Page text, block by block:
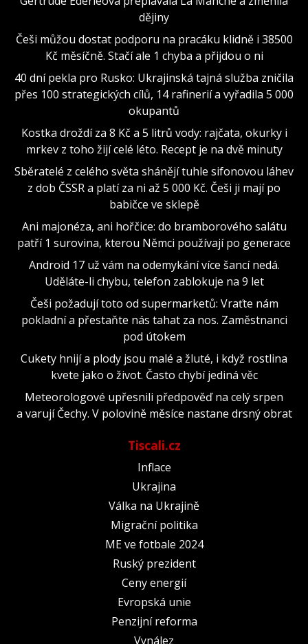
dějiny
Češi můžou dostat podporu na pracáku klidně i 38500
Kč měsíčně. Stačí ale 1 chyba a přijdou o ni
40 dní pekla pro Rusko: Ukrajinská tajná služba zničila
přes 100 strategických cílů, 14 rafinerií a vyřadila 5 000
okupantů
Kostka droždí za 8 Kč a 5 litrů vody: rajčata, okurky i
mrkev z toho žijí celé léto. Recept je na dvě minuty
Sběratelé z celého světa shánějí tuhle sifonovou láhev
z dob ČSSR a platí za ni až 5 000 Kč. Češi ji mají po
babičce ve sklepě
Ani majonéza, ani hořčice: do bramborového salátu
patří 1 surovina, kterou Němci používají po generace
Android 17 už vám na odemykání více šancí nedá.
Uděláte-li chybu, telefon zablokuje na 9 let
Češi požadují toto od supermarketů: Vraťte nám
pokladní a přestaňte nás tahat za nos. Zaměstnanci
pod útokem
Cukety hnijí a plody jsou malé a žluté, i když rostlina
kvete jako o život. Často chybí jediná věc
Meteorologové upřesnili předpověď na celý srpen
a varují Čechy. V polovině měsíce nastane drsný obrat
Tiscali.cz
Inflace
Ukrajina
Válka na Ukrajině
Migrační politika
ME ve fotbale 2024
Ruský prezident
Ceny energií
Evropská unie
Penzijní reforma
Vynález